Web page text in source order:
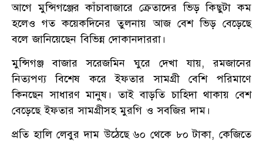
আগে মুন্সিগঞ্জের কাঁচাবাজারে ক্রেতাদের ভিড় কিছুটা কম
হলেও গত কয়েকদিনের তুলনায় আজ বেশ ভিড় বেড়েছে
বলে জানিয়েছেন বিভিন্ন দোকানদাররা।
মুন্সিগঞ্জ বাজার সরেজমিন ঘুরে দেখা যায়, রমজানের
নিত্যপণ্য বিশেষ করে ইফতার সামগ্রী বেশি পরিমাণে
কিনছেন সাধারণ মানুষ। তাই বাড়তি চাহিদা থাকায় বেশ
বেড়েছে ইফতার সামগ্রীসহ মুরগি ও সবজির দাম।
প্রতি হালি লেবুর দাম উঠেছে ৬০ থেকে ৮০ টাকা, কেজিতে